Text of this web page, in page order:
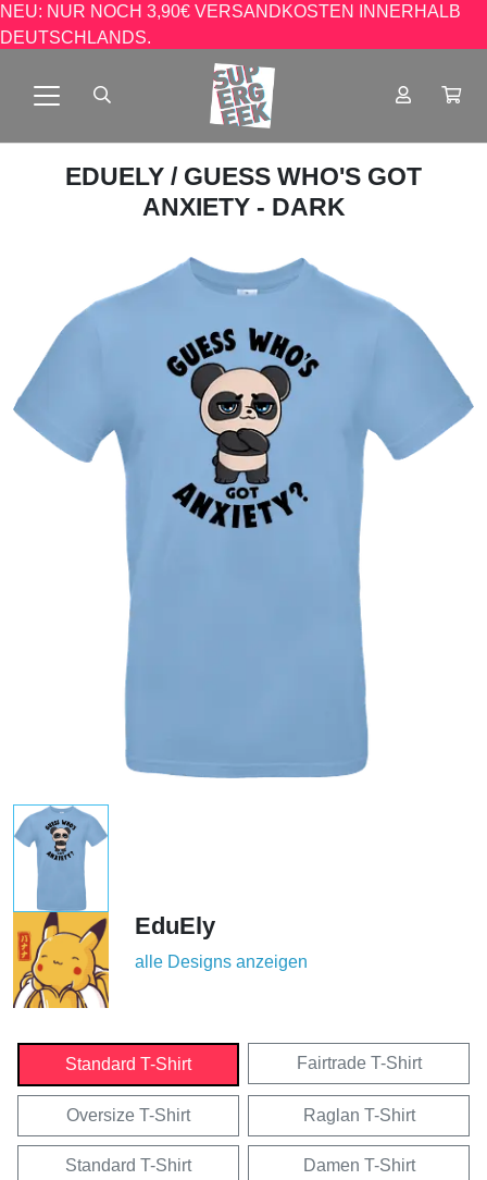
NEU: NUR NOCH 3,90€ VERSANDKOSTEN INNERHALB
DEUTSCHLANDS.
EDUELY / GUESS WHO'S GOT
ANXIETY - DARK
EduEly
alle Designs anzeigen
Standard T-Shirt Fairtrade T-Shirt
Oversize T-Shirt Raglan T-Shirt
Standard T-Shirt
Damen T-Shirt